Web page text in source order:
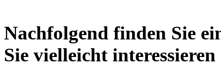
Nachfolgend finden Sie
Sie vielleicht